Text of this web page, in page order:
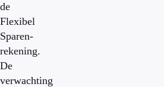
de
Flexibel
Sparen-
rekening.
De
verwachting